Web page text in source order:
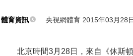
體育資訊 央視網體育 2015年03月28
北京時間3月28日，來自《休斯頓